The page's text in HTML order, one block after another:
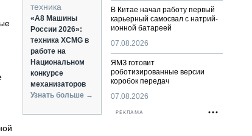
техника
«А8 Машины
России 2026»:
техника XCMG в
работе на
Национальном
конкурсе
механизаторов
Узнать больше →
В Китае начал работу первый
карьерный самосвал с натрий-
ионной батареей
07.08.2026
ЯМЗ готовит
роботизированные версии
коробок передач
07.08.2026
РЕКЛАМА